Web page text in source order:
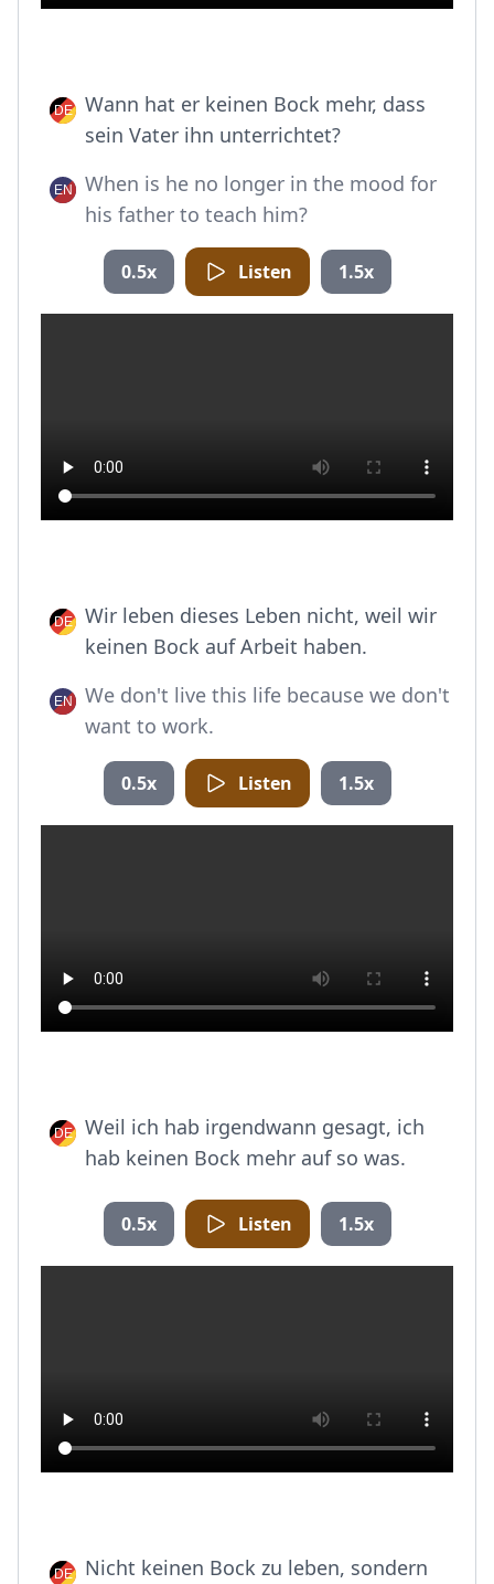
Wann hat er keinen Bock mehr, dass
sein Vater ihn unterrichtet?
When is he no longer in the mood for
his father to teach him?
0.5x Listen 1.5x
Wir leben dieses Leben nicht, weil wir
keinen Bock auf Arbeit haben.
We don't live this life because we don't
want to work.
0.5x Listen 1.5x
Weil ich hab irgendwann gesagt, ich
hab keinen Bock mehr auf so was.
0.5x Listen 1.5x
Nicht keinen Bock zu leben, sondern